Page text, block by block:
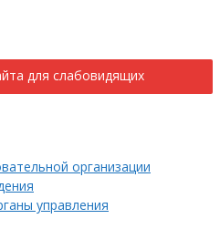
для слабовидящих
организации
управления